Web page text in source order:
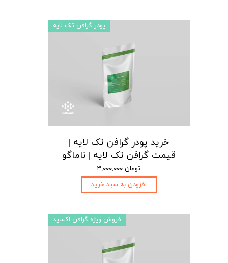
خرید پودر گرافن تک لایه |
قیمت گرافن تک لایه | ناماگو
۳,۰۰۰,۰۰۰ تومان
افزودن به سبد خرید
پودر گرافن تک لایه
فروش ویژه گرافن اکسید